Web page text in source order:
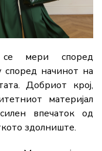
се мери според
според начинот на
Добриот крој,
материјал
впечаток од
здолниште.